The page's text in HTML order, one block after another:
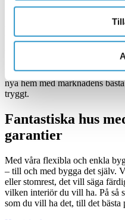
Bostadshus
Bygga hus -
se ut
Utgå från våra exempelhus
nya hem med marknadens
tryggt.
Fantastiska hus
garantier
Med våra flexibla och enkla
– till och med bygga det själv.
eller stomrest, det vill säga
vilken interiör du vill ha. På så
som du vill ha det, till det bästa